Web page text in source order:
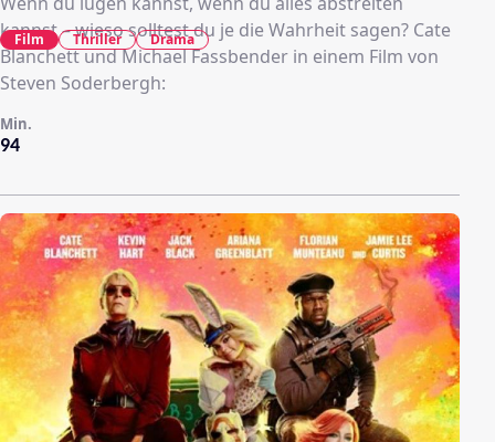
kannst – wieso solltest du je die Wahrheit sagen? Cate
Blanchett und Michael Fassbender in einem Film von
Steven Soderbergh:
94
Min.
Film Thriller Drama